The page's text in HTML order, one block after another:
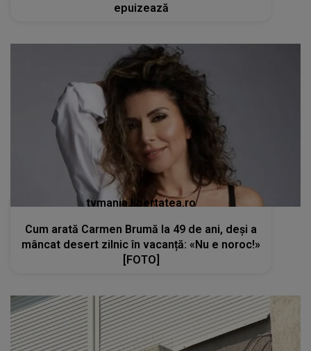
epuizează
tvmania.libertatea.ro
Cum arată Carmen Brumă la 49 de ani, deși a
mâncat desert zilnic în vacanță: «Nu e noroc!»
[FOTO]